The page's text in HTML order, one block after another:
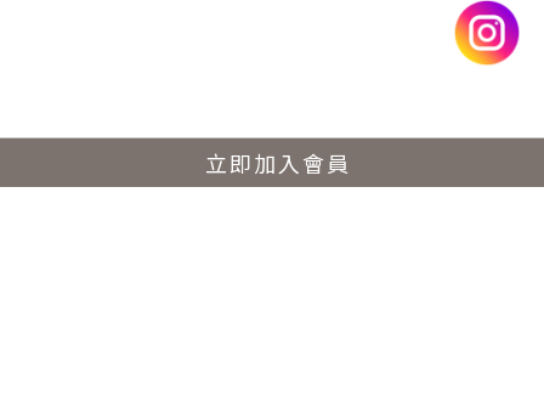
立即加入會員